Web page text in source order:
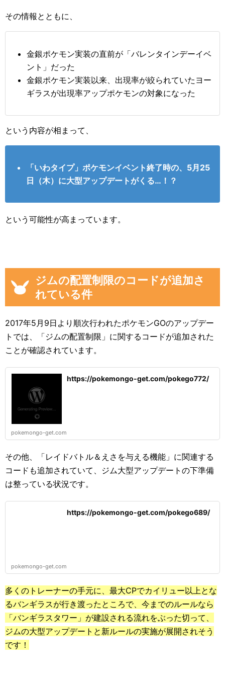
その情報とともに、
金銀ポケモン実装の直前が「バレンタインデーイベ
ント」だった
金銀ポケモン実装以来、出現率が絞られていたヨー
ギラスが出現率アップポケモンの対象になった
という内容が相まって、
「いわタイプ」ポケモンイベント終了時の、5月25
日（木）に大型アップデートがくる…！？
という可能性が高まっています。
ジムの配置制限のコードが追加さ
れている件
2017年5月9日より順次行われたポケモンGOのアップデー
トでは、「ジムの配置制限」に関するコードが追加された
ことが確認されています。
https://pokemongo-get.com/pokego772/
pokemongo-get.com
その他、「レイドバトル＆えさを与える機能」に関連する
コードも追加されていて、ジム大型アップデートの下準備
は整っている状況です。
https://pokemongo-get.com/pokego689/
pokemongo-get.com
多くのトレーナーの手元に、最大CPでカイリュー以上とな
るバンギラスが行き渡ったところで、今までのルールなら
「バンギラスタワー」が建設される流れをぶった切って、
ジムの大型アップデートと新ルールの実施が展開されそう
です！